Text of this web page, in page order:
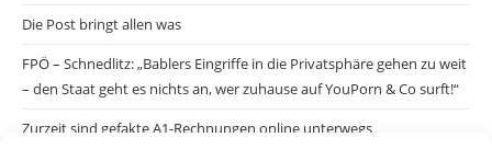
Die Post bringt allen was
FPÖ – Schnedlitz: „Bablers Eingriffe in die Privatsphäre gehen zu weit
– den Staat geht es nichts an, wer zuhause auf YouPorn & Co surft!“
Zurzeit sind gefakte A1-Rechnungen online unterwegs